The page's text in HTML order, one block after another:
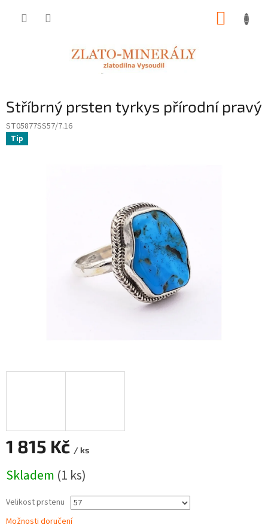
Stříbrný prsten tyrkys přírodní pravý
ST05877SS57/7.16
Tip
1 815 Kč / ks
cena:
Skladem (1 ks)
Velikost prstenu
Možnosti doručení